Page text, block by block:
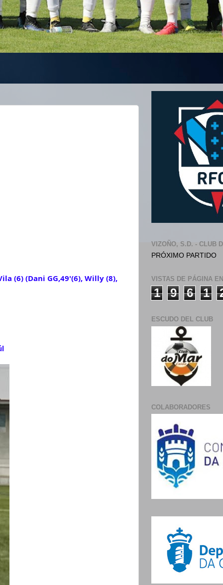
(6) (Dani GG,49'(6), Willy (8),
VIZOÑO, S.D. - CLUB
PRÓXIMO PARTIDO
VISTAS DE PÁGINA
1 9 6 1
ESCUDO DEL CLUB
COLABORADORES